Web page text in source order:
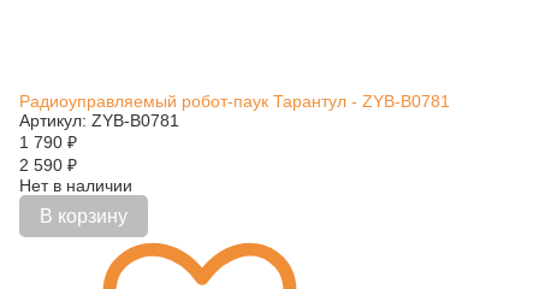
Радиоуправляемый робот-паук Тарантул - ZYB-B0781
Артикул: ZYB-B0781
1 790 ₽
2 590 ₽
Нет в наличии
В корзину